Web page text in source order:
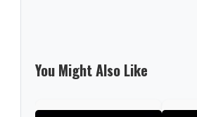
You Might Also Like